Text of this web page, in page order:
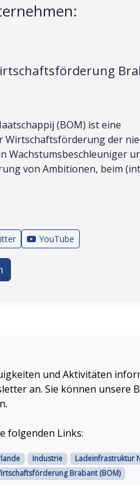
(BOM) ist eine
der
Wachstumsbeschleuniger
von Ambitionen, beim
YouTube
und Aktivitäten
an. Sie können unsere
folgenden Links:
Industrie Ladeinfrastruktur
Brabant (BOM)